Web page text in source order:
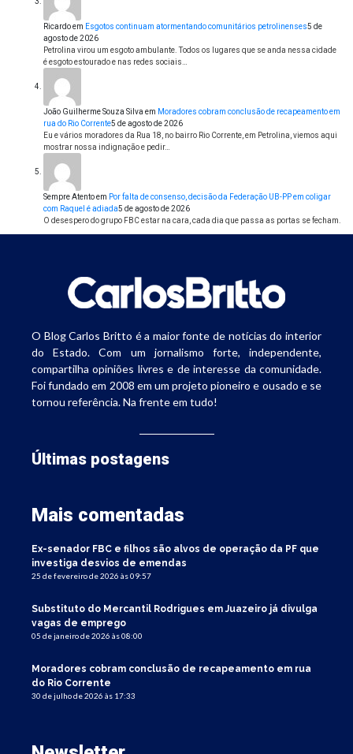
Ricardoem Esgotos continuam atormentando comunitários petrolinenses5 de
agosto de 2026
Petrolina virou um esgoto ambulante. Todos os lugares que se anda nessa cidade
é esgoto estourado e nas redes sociais…
João Guilherme Souza Silva em Moradores cobram conclusão de recapeamento em
rua do Rio Corrente5 de agosto de 2026
Eu e vários moradores da Rua 18, no bairro Rio Corrente, em Petrolina, viemos aqui
mostrar nossa indignação e pedir…
Sempre Atentoem Por falta de consenso, decisão da Federação UB-PP em coligar
com Raquel é adiada5 de agosto de 2026
O desespero do grupo FBC estar na cara, cada dia que passa as portas se fecham.
O Blog Carlos Britto é a maior fonte de notícias do interior
do Estado. Com um jornalismo forte, independente,
compartilha opiniões livres e de interesse da comunidade.
Foi fundado em 2008 em um projeto pioneiro e ousado e se
tornou referência. Na frente em tudo!
Últimas postagens
Mais comentadas
Ex-senador FBC e filhos são alvos de operação da PF que
investiga desvios de emendas
25 de fevereiro de 2026 às 09:57
Substituto do Mercantil Rodrigues em Juazeiro já divulga
vagas de emprego
05 de janeiro de 2026 às 08:00
Moradores cobram conclusão de recapeamento em rua
do Rio Corrente
30 de julho de 2026 às 17:33